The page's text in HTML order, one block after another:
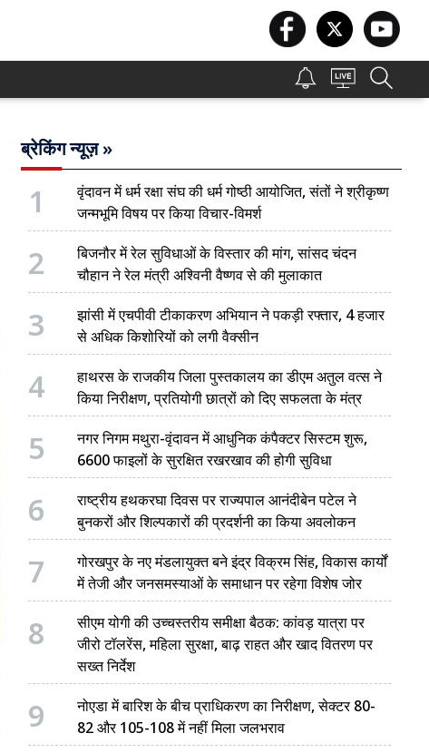
ब्रेकिंग न्यूज़ »
1
वृंदावन में धर्म रक्षा संघ की धर्म गोष्ठी आयोजित, संतों ने श्रीकृष्ण
जन्मभूमि विषय पर किया विचार-विमर्श
2
बिजनौर में रेल सुविधाओं के विस्तार की मांग, सांसद चंदन
चौहान ने रेल मंत्री अश्विनी वैष्णव से की मुलाकात
3
झांसी में एचपीवी टीकाकरण अभियान ने पकड़ी रफ्तार, 4 हजार
से अधिक किशोरियों को लगी वैक्सीन
4
हाथरस के राजकीय जिला पुस्तकालय का डीएम अतुल वत्स ने
किया निरीक्षण, प्रतियोगी छात्रों को दिए सफलता के मंत्र
5
नगर निगम मथुरा-वृंदावन में आधुनिक कंपैक्टर सिस्टम शुरू,
6600 फाइलों के सुरक्षित रखरखाव की होगी सुविधा
6
राष्ट्रीय हथकरघा दिवस पर राज्यपाल आनंदीबेन पटेल ने
बुनकरों और शिल्पकारों की प्रदर्शनी का किया अवलोकन
7
गोरखपुर के नए मंडलायुक्त बने इंद्र विक्रम सिंह, विकास कार्यों
में तेजी और जनसमस्याओं के समाधान पर रहेगा विशेष जोर
8
सीएम योगी की उच्चस्तरीय समीक्षा बैठक: कांवड़ यात्रा पर
जीरो टॉलरेंस, महिला सुरक्षा, बाढ़ राहत और खाद वितरण पर
सख्त निर्देश
9
नोएडा में बारिश के बीच प्राधिकरण का निरीक्षण, सेक्टर 80-
82 और 105-108 में नहीं मिला जलभराव